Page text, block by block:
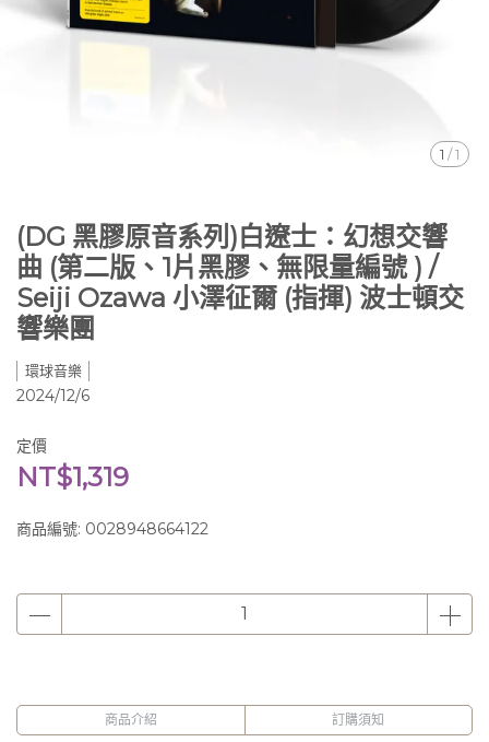
1 /1
(DG 黑膠原音系列)白遼士：幻想交響
曲 (第二版、1片黑膠、無限量編號 ) /
Seiji Ozawa 小澤征爾 (指揮) 波士頓交
響樂團
環球音樂
2024/12/6
定價
NT$1,319
商品編號: 0028948664122
商品介紹 訂購須知